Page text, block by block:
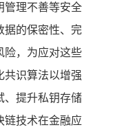
管理不善等安全
据的保密性、完
险，为应对这些
共识算法以增强
、提升私钥存储
链技术在金融应